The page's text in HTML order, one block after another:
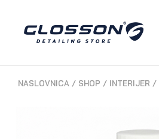
NASLOVNICA / SHOP / INTERIJER /